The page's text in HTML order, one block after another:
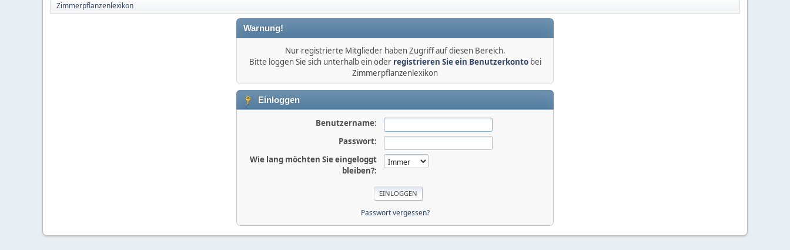
Zimmerpflanzenlexikon
Warnung!
Nur registrierte Mitglieder haben Zugriff auf diesen Bereich.
Bitte loggen Sie sich unterhalb ein oder registrieren Sie ein Benutzerkontobei
Zimmerpflanzenlexikon
Einloggen
Benutzername:
Passwort:
Wie lang möchten Sie eingeloggt
bleiben?:
Passwort vergessen?